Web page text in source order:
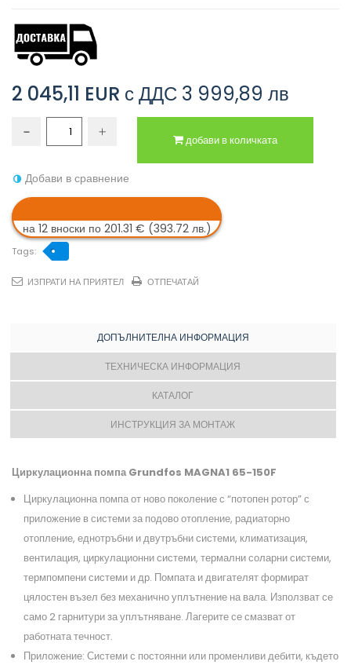
2 045,11 EUR с ДДС 3 999,89 лв
добави в количката
Добави в сравнение
на 12 вноски по 201.31 € (393.72 лв.)
Tags:
ИЗПРАТИ НА ПРИЯТЕЛ ОТПЕЧАТАЙ
ДОПЪЛНИТЕЛНА ИНФОРМАЦИЯ
ТЕХНИЧЕСКА ИНФОРМАЦИЯ
КАТАЛОГ
ИНСТРУКЦИЯ ЗА МОНТАЖ
Циркулационна помпа Grundfos MAGNA1 65-150F
Циркулационна помпа от ново поколение с “потопен ротор” с
приложение в системи за подово отопление, радиаторно
отопление, еднотръбни и двутръбни системи, климатизация,
вентилация, циркулационни системи, термални соларни системи,
термпомпени системи и др. Помпата и двигателят формират
цялостен възел без механично уплътнение на вала. Използват се
само 2 гарнитури за уплътняване. Лагерите се смазват от
работната течност.
Приложение: Системи с постоянни или променливи дебити, където